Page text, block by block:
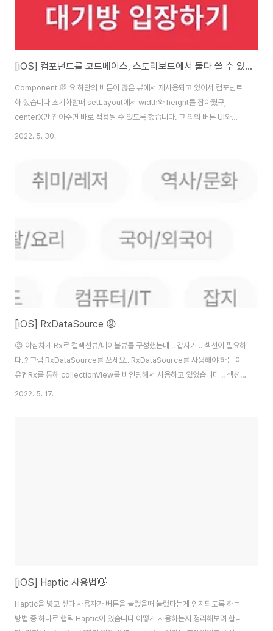
[iOS] 컴포넌트를 코드베이스, 스토리보드에서 둘다 쓸 수 있도록 하는 방법🐯
Component 💭 요 하단의 버튼이 많은 뷰에서 재사용되고 있어서 컴포넌트
화 했습니다 초기화할때 setLayout에서 width와 height를 잡아줬구,
centerX만 잡아주면 바로 적용될 수 있도록 했습니다. 그 외의 버튼 UI와
title, 활성·비활성화 상태 등은 setUI(.type), setTitle, setAble 등의 함수
원은 이걸 어떻게 사용하나 하는 문제가 있었습니다.. 해결 방법💡 방법은 생각
보다 굉장히 간단했슴니다 ! 보통 에러 메세지를 넣어주는 required init에도
2022. 5. 30.
[iOS] RxDataSource 😡
😡 야심차게 Rx로 컬렉션뷰/테이블뷰를 구성했는데 .. 갑자기 .. 섹션이 필요하
다..? 그럼 RxDataSource를 쓰세요.. RxDataSource를 사용해야 하는 이
유❓ Rx를 통해 collectionView를 바인딩해서 사용하고 있었습니다 .. 섹션
이 하나인 경우에는 RxSwift , RxCocoa dataSource 만으로도 충분히 사
2022. 5. 17.
[iOS] Haptic 사용법👋
Haptic을 넣고 싶다 사용자가 버튼을 눌렀을때 눌렀다는게 인지되도록 하는
방법 중 하나로 햅틱 Haptic이 있슴니다 어떻게 사용하는지 정리해보려 합니